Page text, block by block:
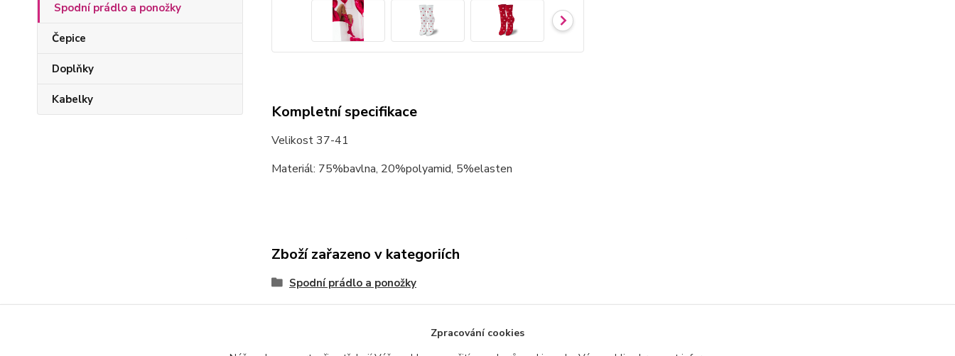
Spodní prádlo a ponožky
Čepice
Doplňky
Kabelky
Kompletní specifikace
Velikost 37-41
Materiál: 75%bavlna, 20%polyamid, 5%elasten
Zboží zařazeno v kategoriích
Spodní prádlo a ponožky
Zpracování cookies